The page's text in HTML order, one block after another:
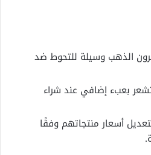
الذهب وسيلة للتحوط ضد
بعبء إضافي عند شراء
أسعار منتجاتهم وفقًا